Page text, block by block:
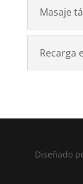
Masaje
Recarga
Diseñado